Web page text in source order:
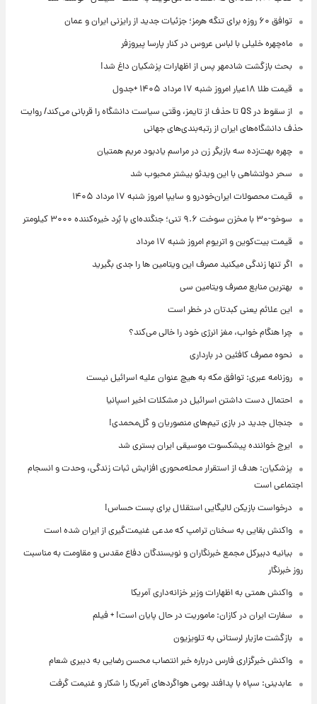
توافق ۶۰ روزه برای تنگه هرمز؛ جزئیات جدید از رایزنی ایران و عمان
ماه‌چهره خلیلی با لباس عروس در کنار پارسا پیروزفر
بحث بازگشت شادمهر پس از اظهارات پزشکیان داغ شد!
قیمت طلا ۱۸عیار امروز شنبه ۱۷ مرداد ۱۴۰۵ +جدول
از سقوط در QS تا حذف از تایمز، وقتی سیاست دانشگاه را قربانی می‌کند/ روایت
حذف دانشگاه‌های ایران از رتبه‌بندی‌های جهانی
چهره بهت‌زده سه بازیگر زن در مراسم یادبود مریم همتیان
سحر دولتشاهی با این ویدئو بیشتر محبوب شد
قیمت محصولات ایران‌خودرو و سایپا امروز شنبه ۱۷ مرداد ۱۴۰۵
سوخو-۳۰ با مخزن سوخت ۹.۶ تنی؛ جنگنده‌ای با بُرد خیره‌کننده ۳۰۰۰ کیلومتر
قیمت بیت‌کوین و اتریوم امروز شنبه ۱۷ مرداد
اگر تنها زندگی میکنید مصرف این ویتامین ها را جدی بگیرید
بهترین منابع مصرف ویتامین سی
این علائم یعنی کبدتان در خطر است
چرا هنگام خواب، مغز انرژی خود را خالی می‌کند؟
نحوه مصرف کافئین در بارداری
روزنامه عبری: توافق مکه به هیچ عنوان علیه اسرائیل نیست
احتمال دست داشتن اسرائیل در مشکلات اخیر اسپانیا
جنجال جدید در بازی تیم‌های منصوریان و گل‌محمدی!
ایرج خواننده پیشکسوت موسیقی ایران بستری شد
پزشکیان: هدف از استقرار محله‌محوری افزایش ثبات زندگی، وحدت و انسجام
اجتماعی است
درخواست بازیکن لالیگایی استقلال برای پست حساس!
واکنش بقایی به سخنان ترامپ که مدعی غنیمت‌گیری از ایران شده است
بیانیه دبیرکل مجمع خبرنگاران و نویسندگان دفاع مقدس و مقاومت به مناسبت
روز خبرنگار
واکنش همتی به اظهارات وزیر خزانه‌داری آمریکا
سفارت ایران در کازان: ماموریت در حال پایان است! + فیلم
بازگشت مازیار لرستانی به تلویزیون
واکنش خبرگزاری فارس درباره خبر انتصاب محسن رضایی به دبیری شعام
عابدینی: سپاه با پدافند بومی هواگردهای آمریکا را شکار و غنیمت گرفت